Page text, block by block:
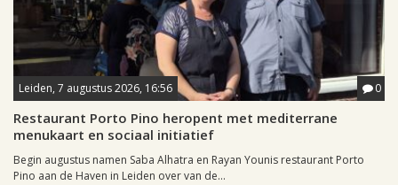
Leiden, 7 augustus 2026, 16:56 0
Restaurant Porto Pino heropent met mediterrane
menukaart en sociaal initiatief
Begin augustus namen Saba Alhatra en Rayan Younis restaurant Porto
Pino aan de Haven in Leiden over van de...